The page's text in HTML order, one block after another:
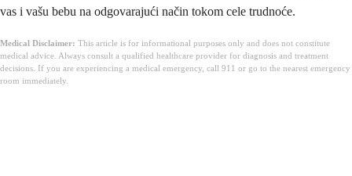
vas i vašu bebu na odgovarajući način tokom cele trudnoće.
Medical Disclaimer: This article is for informational purposes only and does not constitute
medical advice. Always consult a qualified healthcare provider for diagnosis and treatment
decisions. If you are experiencing a medical emergency, call 911 or go to the nearest emergency
room immediately.